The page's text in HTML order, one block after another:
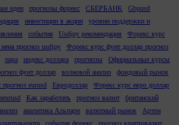
идеи
прогнозы форекс СБЕРБАНК
Gbpusd
инвестиции в акции
уровни поддержки и
события Usdjpy рекомендация
Форекс курс
иена прогноз usdjpy
Форекс курс фунт доллар прогноз
пара индекс доллара прогнозы
Официальные курсы
фунт доллар волновой анализ
фондовый рынок
прогноз eurusd
Евродоллар
Форекс курс евро доллар
Как заработать прогноз валют
британский
аналитика Альпари валютный рынок
Артем
события форекс
прогноз криптовалют